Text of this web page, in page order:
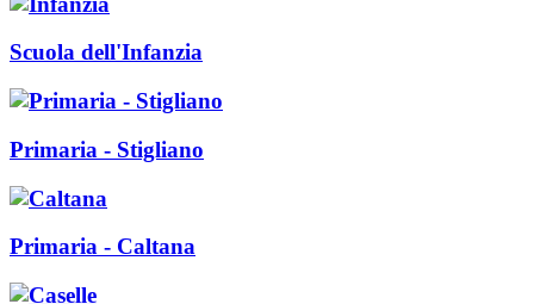
Scuola dell'Infanzia
Primaria - Stigliano
Primaria - Caltana